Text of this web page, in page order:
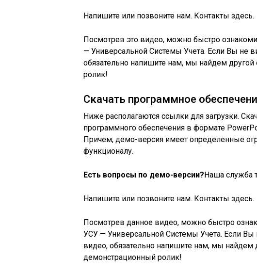
Напишите или позвоните нам. Контакты здесь.
Посмотрев это видео, можно быстро
— Универсальной Системы Учета. Если Вы не
обязательно напишите нам, мы найдем
ролик!
Скачать программное
Ниже располагаются ссылки для загрузки.
программного обеспечения в формате
Причем, демо-версия имеет определенные
функционалу.
Есть вопросы по демо-версии?Наша служба
Напишите или позвоните нам. Контакты здесь.
Посмотрев данное видео, можно быстро
УСУ — Универсальной Системы Учета. Если Вы
видео, обязательно напишите нам, мы найдем
демонстрационный ролик!